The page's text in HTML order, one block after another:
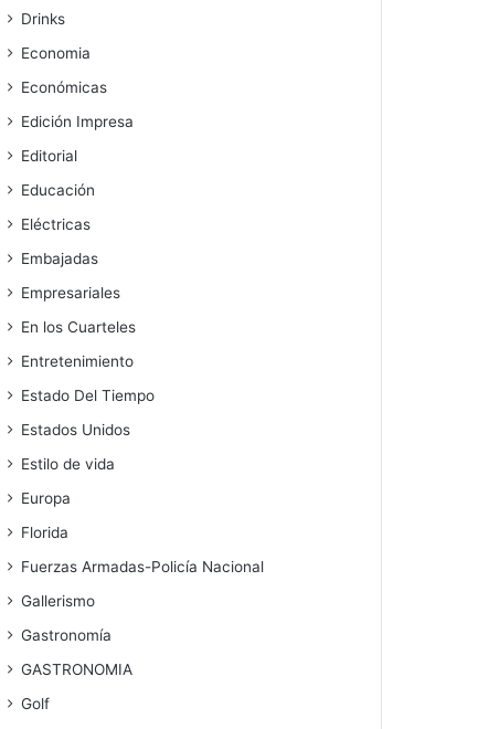
Drinks
Economia
Económicas
Edición Impresa
Editorial
Educación
Eléctricas
Embajadas
Empresariales
En los Cuarteles
Entretenimiento
Estado Del Tiempo
Estados Unidos
Estilo de vida
Europa
Florida
Fuerzas Armadas-Policía Nacional
Gallerismo
Gastronomía
GASTRONOMIA
Golf